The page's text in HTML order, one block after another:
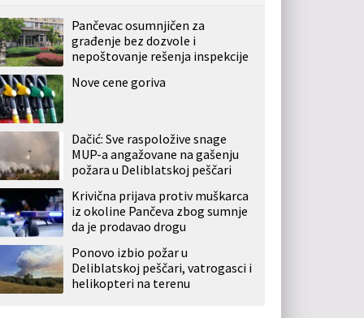
Pančevac osumnjičen za
građenje bez dozvole i
nepoštovanje rešenja inspekcije
Nove cene goriva
Dačić: Sve raspoložive snage
MUP-a angažovane na gašenju
požara u Deliblatskoj peščari
Krivična prijava protiv muškarca
iz okoline Pančeva zbog sumnje
da je prodavao drogu
Ponovo izbio požar u
Deliblatskoj peščari, vatrogasci i
helikopteri na terenu